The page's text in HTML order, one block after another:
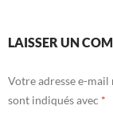
LAISSER UN
Votre adresse e-mail
sont indiqués avec *